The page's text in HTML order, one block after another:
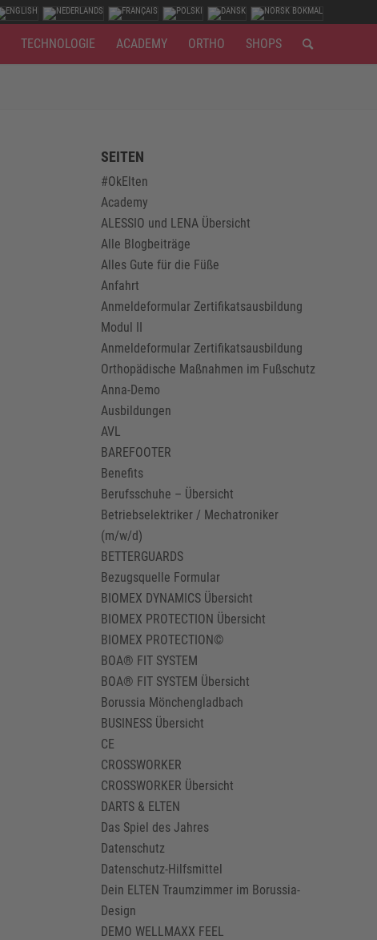
TECHNOLOGIE ACADEMY ORTHO SHOPS
SEITEN
#OkElten
Academy
ALESSIO und LENA Übersicht
Alle Blogbeiträge
Alles Gute für die Füße
Anfahrt
Anmeldeformular Zertifikatsausbildung
Modul II
Anmeldeformular Zertifikatsausbildung
Orthopädische Maßnahmen im Fußschutz
Anna-Demo
Ausbildungen
AVL
BAREFOOTER
Benefits
Berufsschuhe – Übersicht
Betriebselektriker / Mechatroniker
(m/w/d)
BETTERGUARDS
Bezugsquelle Formular
BIOMEX DYNAMICS Übersicht
BIOMEX PROTECTION Übersicht
BIOMEX PROTECTION©
BOA® FIT SYSTEM
BOA® FIT SYSTEM Übersicht
Borussia Mönchengladbach
BUSINESS Übersicht
CE
CROSSWORKER
CROSSWORKER Übersicht
DARTS & ELTEN
Das Spiel des Jahres
Datenschutz
Datenschutz-Hilfsmittel
Dein ELTEN Traumzimmer im Borussia-
Design
DEMO WELLMAXX FEEL